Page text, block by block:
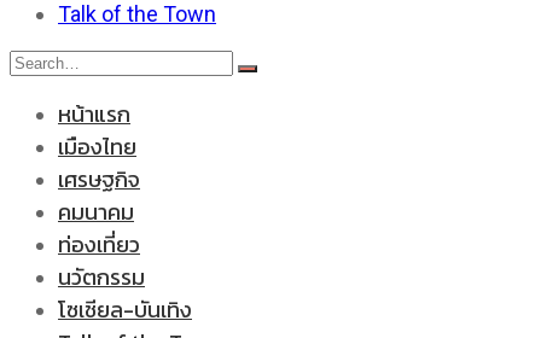
Talk of the Town
หน้าแรก
เมืองไทย
เศรษฐกิจ
คมนาคม
ท่องเที่ยว
นวัตกรรม
โซเชียล-บันเทิง